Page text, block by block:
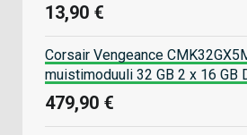
13,90 €
Corsair Vengeance
muistimoduuli 32 GB 2 x 16 GB
479,90 €